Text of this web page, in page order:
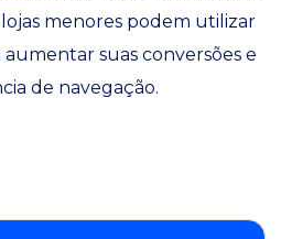
lojas menores podem utilizar
suas conversões e
de navegação.